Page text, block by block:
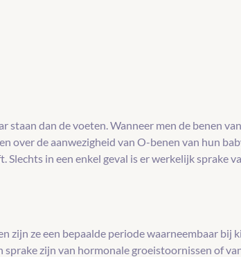
dan de voeten. Wanneer men de benen
over de aanwezigheid van O-benen van hun
in een enkel geval is er werkelijk sprake
ze een bepaalde periode waarneembaar bij
zijn van hormonale groeistoornissen of